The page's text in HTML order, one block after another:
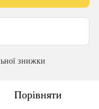
знижки
Порівняти